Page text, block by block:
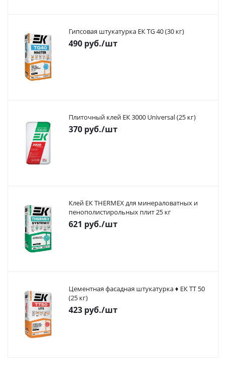
Гипсовая штукатурка ЕК TG 40 (30 кг)
490 руб./шт
Плиточный клей ЕК 3000 Universal (25 кг)
370 руб./шт
Клей ЕК THERMEX для минераловатных и
пенополистирольных плит 25 кг
621 руб./шт
Цементная фасадная штукатурка ♦ ЕК ТТ 50
(25 кг)
423 руб./шт